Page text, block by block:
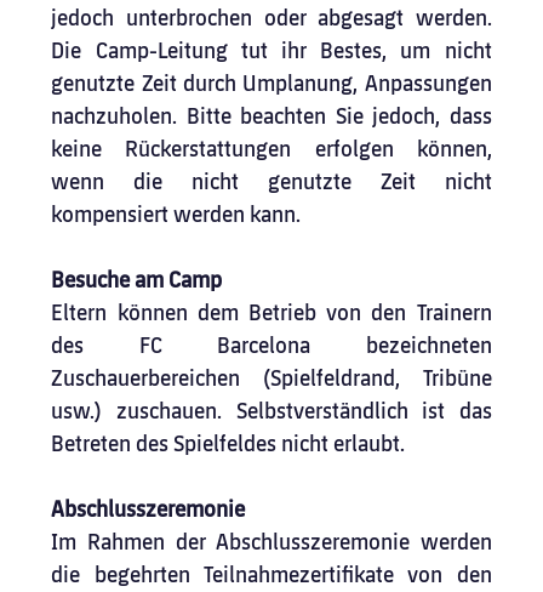
jedoch unterbrochen oder abgesagt werden.
Die Camp-Leitung tut ihr Bestes, um nicht
genutzte Zeit durch Umplanung, Anpassungen
nachzuholen. Bitte beachten Sie jedoch, dass
keine Rückerstattungen erfolgen können,
wenn die nicht genutzte Zeit nicht
kompensiert werden kann.
Besuche am Camp
Eltern können dem Betrieb von den Trainern
des FC Barcelona bezeichneten
Zuschauerbereichen (Spielfeldrand, Tribüne
usw.) zuschauen. Selbstverständlich ist das
Betreten des Spielfeldes nicht erlaubt.
Abschlusszeremonie
Im Rahmen der Abschlusszeremonie werden
die begehrten Teilnahmezertifikate von den